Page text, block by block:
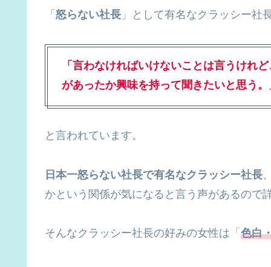
「 怒らない社長 」として有名なクラッシー社
「 言わなければいけないことは言うけれ
があったか興味を持って聞きたいと思う。
と言われています。
日本一怒らない社長で有名なクラッシー社長
かという関係が気になると言う声があるので
そんなクラッシー社長の好みの女性は「 色白